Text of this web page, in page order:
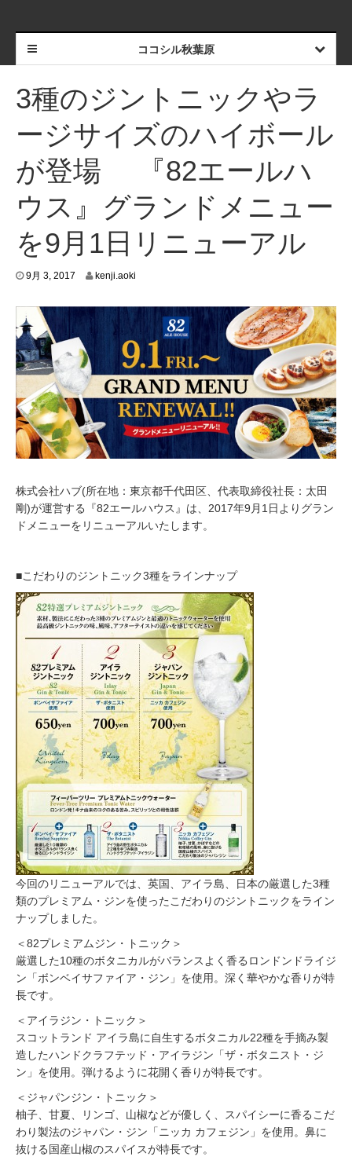
ココシル秋葉原
3種のジントニックやラ
ージサイズのハイボール
が登場 『82エールハ
ウス』グランドメニュー
を9月1日リニューアル
9月 3, 2017
0
1
7
kenji.aoki
株式会社ハブ(所在地：東京都千代田区、代表取締役社長：太田
剛)が運営する『82エールハウス』は、2017年9月1日よりグラン
ドメニューをリニューアルいたします。
■こだわりのジントニック3種をラインナップ
今回のリニューアルでは、英国、アイラ島、日本の厳選した3種
類のプレミアム・ジンを使ったこだわりのジントニックをライン
ナップしました。
＜82プレミアムジン・トニック＞
厳選した10種のボタニカルがバランスよく香るロンドンドライジ
ン「ボンベイサファイア・ジン」を使用。深く華やかな香りが特
長です。
＜アイラジン・トニック＞
スコットランド アイラ島に自生するボタニカル22種を手摘み製
造したハンドクラフテッド・アイラジン「ザ・ボタニスト・ジ
ン」を使用。弾けるように花開く香りが特長です。
＜ジャパンジン・トニック＞
柚子、甘夏、リンゴ、山椒などが優しく、スパイシーに香るこだ
わり製法のジャパン・ジン「ニッカ カフェジン」を使用。鼻に
抜ける国産山椒のスパイスが特長です。